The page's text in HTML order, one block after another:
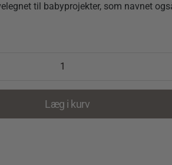
til babyprojekter, som navnet
Læg i kurv